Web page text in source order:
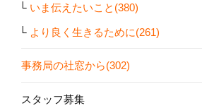
いま伝えたいこと(380)
より良く生きるために(261)
事務局の社窓から(302)
スタッフ募集